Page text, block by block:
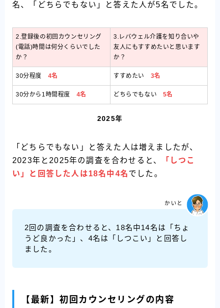
名、「どちらでもない」と答えた人が5名でした。
2.登録後の初回カウンセリング
(電話)時間は何分くらいでした
か？
3.レバウェル介護を知り合いや
友人にもすすめたいと思います
か？
30分程度 4名 すすめたい 3名
30分から1時間程度 4名 どちらでもない 5名
2025年
「どちらでもない」と答えた人は増えましたが、
2023年と2025年の調査を合わせると、
「しつこ
い」と回答した人は18名中4名 でした。
2回の調査を合わせると、18名中14名は「ちょ
うど良かった」、4名は「しつこい」と回答し
ました。
かいと
【最新】初回カウンセリングの内容